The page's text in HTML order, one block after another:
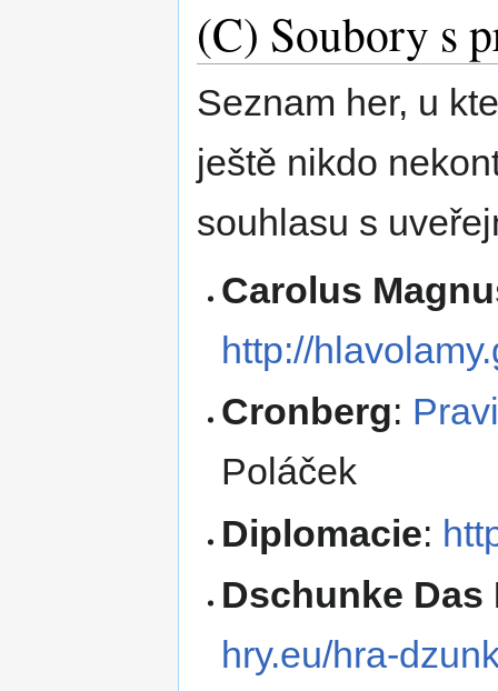
(C) Soubory s
Seznam her, u
ještě nikdo
souhlasu s
Carolus
http://
Cronberg:
Poláček
Diplomacie:
Dschunke Das
hry.eu/hra-